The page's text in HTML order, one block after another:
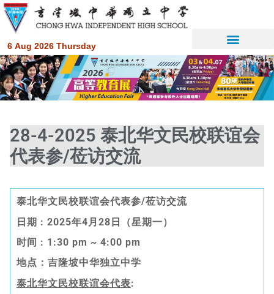
6 Aug 2026 Thursday
28-4-2025 泰北华文民校联谊会
代表参/莅访交流
泰北华文民校联谊会代表参/莅访交流
日期 : 2025年4 月 28 日（星期一）
时间 : 1:30 pm ~ 4:00 pm
地点：吉隆坡中华独立中学
泰北华文民校联谊会代表: